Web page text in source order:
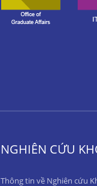
NGHIÊN CỨU
Thông tin về Nghiên cứu